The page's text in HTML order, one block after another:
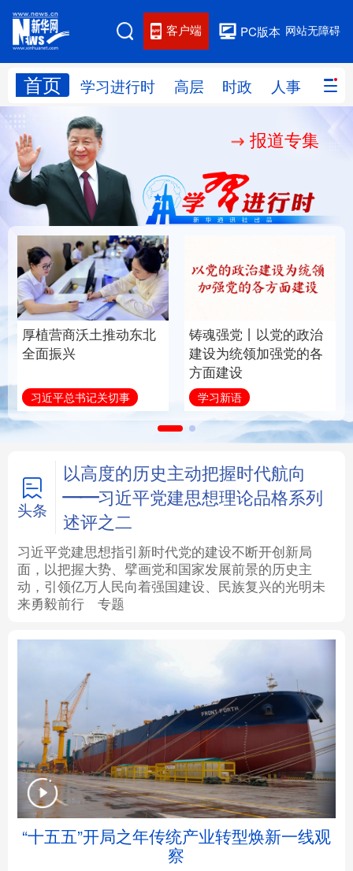
网站无障碍
PC版本
客户端
首页 学习进行时 高层 时政 人事 国际
网站地图
学习进行时 人事
国际 财经 网评
思客智库 全球连线 教育
科技 科创 量子 体育
文化 书画
访谈 视频 图片 政务
信息化 数字经济
学术中国 乡村振兴 银龄 溯源中国
城市 旅游 能源 会展
彩票 娱乐 时尚 悦读
公益 一带一路 亚太网 上市公司
地方频道
北京 天津 河北 山西
辽宁 吉林 上海 江苏
浙江 安徽 福建 江西
报道专集
厚植营商沃土推动东北
全面振兴
习近平总书记关切事
铸魂强党丨以党的政治
建设为统领加强党的各
方面建设
学习新语
头条
以高度的历史主动把握时代航向
——习近平党建思想理论品格系列
述评之二
习近平党建思想指引新时代党的建设不断开创新局
面，以把握大势、擘画党和国家发展前景的历史主
动，引领亿万人民向着强国建设、民族复兴的光明未
来勇毅前行
专题
“十五五”开局之年传统产业转型焕新一线观
察